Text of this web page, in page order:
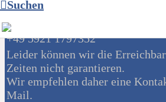
Suchen
Telefonzeiten
montags u. mittwochs von 11 -
+49 5921 1797352
Leider können wir die
Zeiten nicht garantieren.
Wir empfehlen daher eine
Mail.